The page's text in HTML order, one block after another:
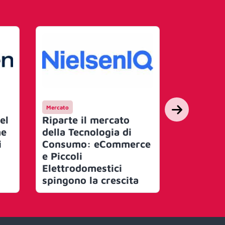
Mercato
Riparte il mercato
della Tecnologia di
Consumo: eCommerce
e Piccoli
Elettrodomestici
spingono la crescita
Mercato
WARC